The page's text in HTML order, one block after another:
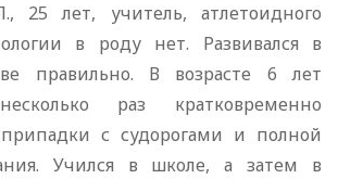
25 лет, учитель, атлетоидного
в роду нет. Развивался в
правильно. В возрасте 6 лет
раз кратковременно
с судорогами и полной
Учился в школе, а затем в